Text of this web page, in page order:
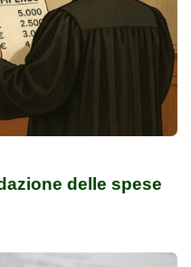
delle spese